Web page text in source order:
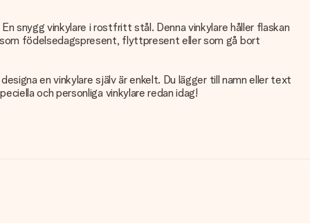
snygg vinkylare i rostfritt stål. Denna vinkylare håller flaskan
födelsedagspresent, flyttpresent eller som gå bort
en vinkylare själv är enkelt. Du lägger till namn eller text
och personliga vinkylare redan idag!